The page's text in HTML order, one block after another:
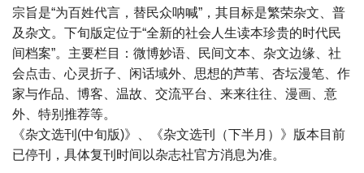
宗旨是“为百姓代言，替民众呐喊”，其目标是繁荣杂文、普
及杂文。下旬版定位于“全新的社会人生读本珍贵的时代民
间档案”。主要栏目：微博妙语、民间文本、杂文边缘、社
会点击、心灵折子、闲话域外、思想的芦苇、杏坛漫笔、作
家与作品、博客、温故、交流平台、来来往往、漫画、意
外、特别推荐等。
《杂文选刊(中旬版)》、《杂文选刊（下半月）》版本目前
已停刊，具体复刊时间以杂志社官方消息为准。